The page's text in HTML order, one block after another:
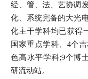
经、管、法、艺协调
化、系统完备的大光
化主干学科均已获得
国家重点学科、4个
色高水平学科;9个博
研流动站。